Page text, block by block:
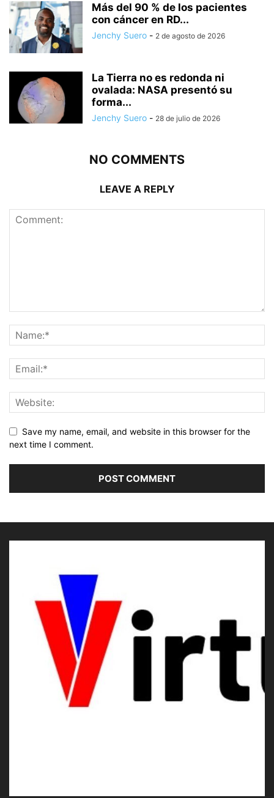
Más del 90 % de los pacientes
con cáncer en RD...
Jenchy Suero - 2 de agosto de 2026
La Tierra no es redonda ni
ovalada: NASA presentó su
forma...
Jenchy Suero - 28 de julio de 2026
NO COMMENTS
LEAVE A REPLY
Save my name, email, and website in this browser for the
next time I comment.